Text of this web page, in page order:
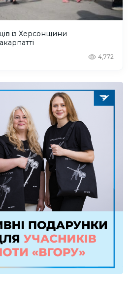
із Херсонщини
4,772